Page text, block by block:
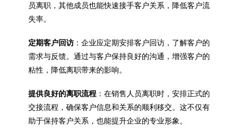
员离职，其他成员也能快速接手客户关系，降低客户流
失率。
定期客户回访 ：企业应定期安排客户回访，了解客户的
需求与反馈。通过与客户保持良好的沟通，增强客户的
粘性，降低离职带来的影响。
提供良好的离职流程 ：在销售人员离职时，安排正式的
交接流程，确保客户信息和关系的顺利移交。这不仅有
助于保持客户关系，也能提升企业的专业形象。